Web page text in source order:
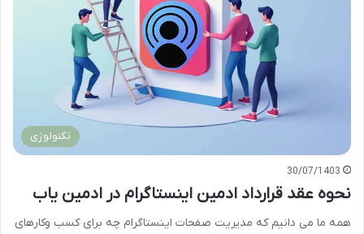
تکنولوژی
30/07/1403
نحوه عقد قرارداد ادمین اینستاگرام در ادمین یاب
همه ما می دانیم که مدیریت صفحات اینستاگرام چه برای کسب وکارهای